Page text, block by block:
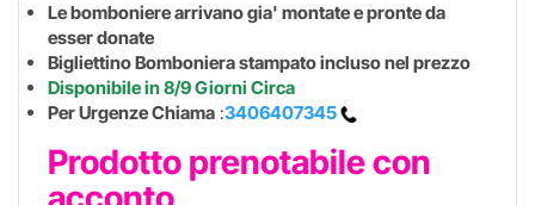
Le bomboniere arrivano gia' montate e pronte da
esser donate
Bigliettino Bomboniera stampato incluso nel prezzo
Disponibile in 8/9 Giorni Circa
Per Urgenze Chiama :3406407345
Prodotto prenotabile con